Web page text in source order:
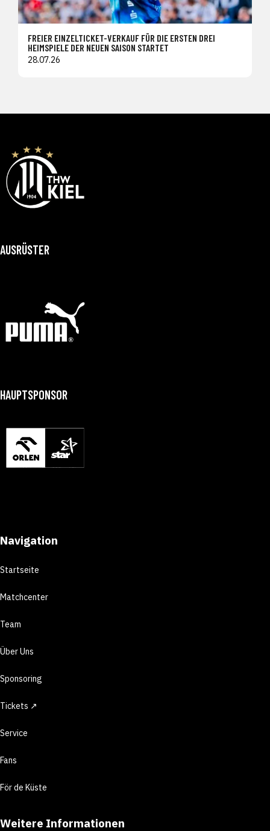
FREIER EINZELTICKET-VERKAUF FÜR DIE ERSTEN DREI
HEIMSPIELE DER NEUEN SAISON STARTET
28.07.26
AUSRÜSTER
HAUPTSPONSOR
Navigation
Startseite
Matchcenter
Team
Über Uns
Sponsoring
Tickets ↗
Service
Fans
För de Küste
Weitere Informationen